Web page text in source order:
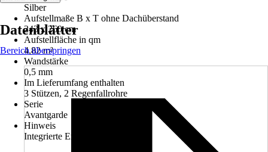
Silber
Aufstellmaße B x T ohne Dachüberstand
243 x 260 cm
Aufstellfläche in qm
4,82 m²
Wandstärke
0,5 mm
Im Lieferumfang enthalten
3 Stützen, 2 Regenfallrohre
Serie
Avantgarde
Hinweis
Integrierte Entwässerung
Datenblätter
Bereich überspringen